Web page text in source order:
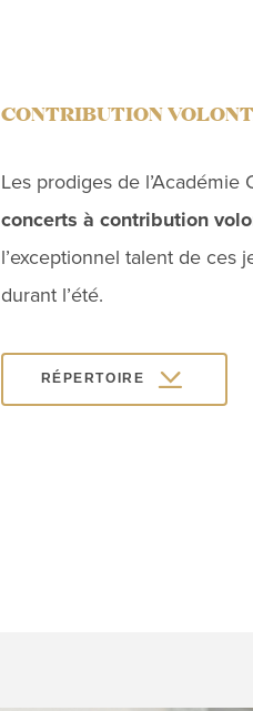
CONTRIBUTION
Les prodiges de
concerts à contribution
l’exceptionnel talent de ces
durant l’été.
RÉPERTOIRE